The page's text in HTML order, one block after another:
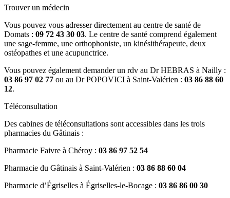
Trouver un médecin
Vous pouvez vous adresser directement au centre de santé de
Domats : 09 72 43 30 03. Le centre de santé comprend également
une sage-femme, une orthophoniste, un kinésithérapeute, deux
ostéopathes et une acupunctrice.
Vous pouvez également demander un rdv au Dr HEBRAS à Nailly :
03 86 97 02 77 ou au Dr POPOVICI à Saint-Valérien : 03 86 88 60
12.
Téléconsultation
Des cabines de téléconsultations sont accessibles dans les trois
pharmacies du Gâtinais :
Pharmacie Faivre à Chéroy : 03 86 97 52 54
Pharmacie du Gâtinais à Saint-Valérien : 03 86 88 60 04
Pharmacie d’Égriselles à Égriselles-le-Bocage : 03 86 86 00 30